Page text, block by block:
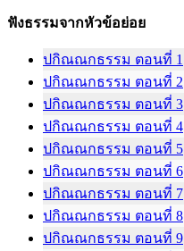
ฟังธรรมจากหัวข้อย่อย
ปกิณณกธรรม ตอนที่ 1
ปกิณณกธรรม ตอนที่ 2
ปกิณณกธรรม ตอนที่ 3
ปกิณณกธรรม ตอนที่ 4
ปกิณณกธรรม ตอนที่ 5
ปกิณณกธรรม ตอนที่ 6
ปกิณณกธรรม ตอนที่ 7
ปกิณณกธรรม ตอนที่ 8
ปกิณณกธรรม ตอนที่ 9